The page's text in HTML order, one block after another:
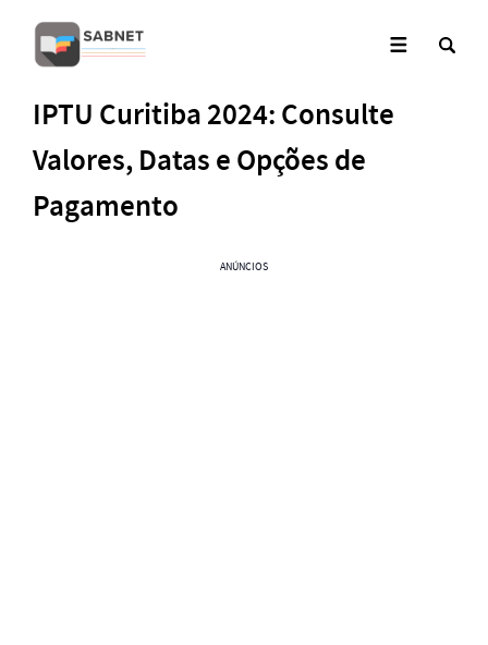
IPTU Curitiba 2024: Consulte
Valores, Datas e Opções de
Pagamento
ANÚNCIOS